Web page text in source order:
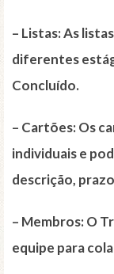
– Listas: As
diferentes
Concluído.
– Cartões: Os
individuais e
descrição,
– Membros: O
equipe para